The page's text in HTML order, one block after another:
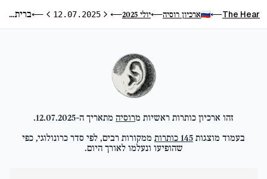
The Hear
⟵ ארכיון רוסיה⟵יולי 2025 ⟵היום הקודם
12.07.2025 היום הבא
⟵ ברית האחווה נחתמה
זהו ארכיון כותרות ראשיות מרוסיה מתאריך ה-12.07.2025
.
בעמוד מוצגות 145 כותרות ממקורות רבים, לפי סדר כרונולוגי, כפי
שהופיעו ונעלמו לאורך היום.